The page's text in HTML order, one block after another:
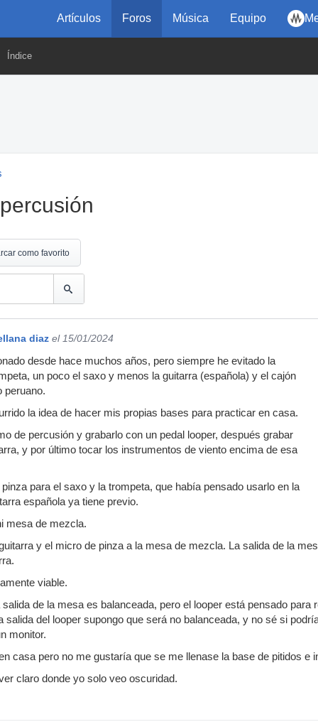
Artículos Foros Música Equipo
Índice
como favorito
diaz el 15/01/2024
desde hace muchos años, pero siempre he evitado la
un poco el saxo y menos la guitarra (española) y el cajón
peruano.
la idea de hacer mis propias bases para practicar en casa.
de percusión y grabarlo con un pedal looper, después grabar
y por último tocar los instrumentos de viento encima de esa
para el saxo y la trompeta, que había pensado usarlo en la
española ya tiene previo.
mesa de mezcla.
y el micro de pinza a la mesa de mezcla. La salida de la
viable.
salida de la mesa es balanceada, pero el looper está pensado para
salida del looper supongo que será no balanceada, y no sé si
monitor.
casa pero no me gustaría que se me llenase la base de pitidos e
claro donde yo solo veo oscuridad.